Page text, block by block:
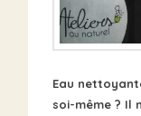
Eau
soi-même ? Il